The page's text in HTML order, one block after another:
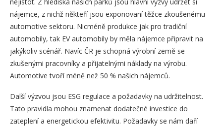
nájemce, z nichž někteří jsou exponovaní těžce zkoušenému
automotive sektoru. Nicméně produkce jak pro tradiční
automobily, tak EV automobily by měla nájemce připravit na
jakýkoliv scénář. Navíc ČR je schopná výrobní země se
zkušenými pracovníky a přijatelnými náklady na výrobu.
Automotive tvoří méně než 50 % našich nájemců.
Další výzvou jsou ESG regulace a požadavky na udržitelnost.
Tato pravidla mohou znamenat dodatečné investice do
zateplení a energetickou efektivitu. Požadavky se nám daří